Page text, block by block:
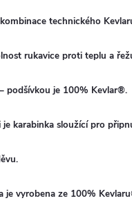
technického
rukavice proti teplu a
podšívkou je 100% Kevlar®.
je karabinka sloužící pro
je vyrobena ze 100%